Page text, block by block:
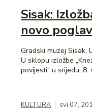
Sisak:
novo
Gradski muzej Sisak,
U sklopu izložbe
povijesti“ u srijedu, 8.
KULTURA svi 07,